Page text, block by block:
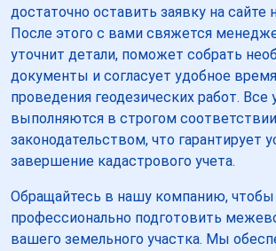
достаточно оставить заявку на сайте
После этого с вами свяжется
уточнит детали, поможет собрать
документы и согласует удобное
проведения геодезических работ. Все
выполняются в строгом
законодательством, что гарантирует
завершение кадастрового учета.
Обращайтесь в нашу компанию,
профессионально подготовить
вашего земельного участка. Мы